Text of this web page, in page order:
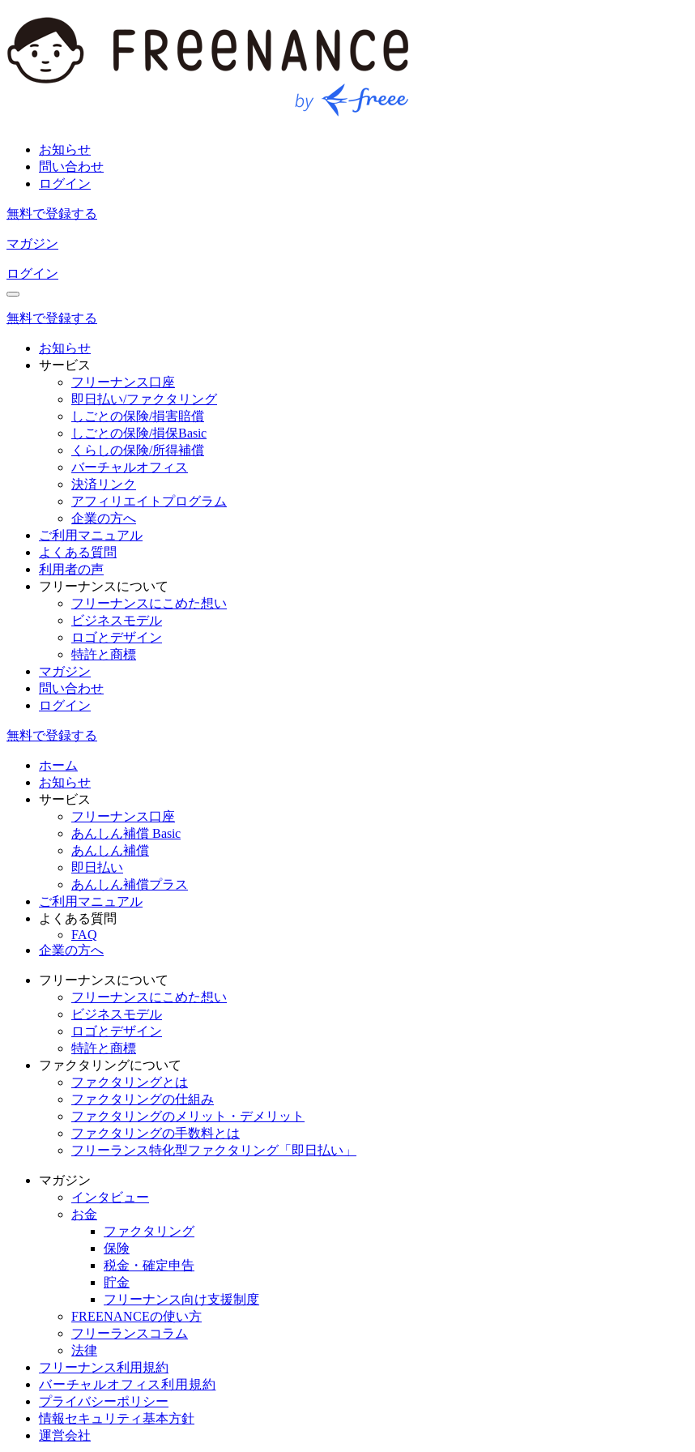
お知らせ
問い合わせ
ログイン
無料で登録する
マガジン
ログイン
無料で登録する
お知らせ
サービス
フリーナンス口座
即日払い/ファクタリング
しごとの保険/損害賠償
しごとの保険/損保Basic
くらしの保険/所得補償
バーチャルオフィス
決済リンク
アフィリエイトプログラム
企業の方へ
ご利用マニュアル
よくある質問
利用者の声
フリーナンスについて
フリーナンスにこめた想い
ビジネスモデル
ロゴとデザイン
特許と商標
マガジン
問い合わせ
ログイン
無料で登録する
ホーム
お知らせ
サービス
フリーナンス口座
あんしん補償 Basic
あんしん補償
即日払い
あんしん補償プラス
ご利用マニュアル
よくある質問
FAQ
企業の方へ
フリーナンスについて
フリーナンスにこめた想い
ビジネスモデル
ロゴとデザイン
特許と商標
ファクタリングについて
ファクタリングとは
ファクタリングの仕組み
ファクタリングのメリット・デメリット
ファクタリングの手数料とは
フリーランス特化型ファクタリング「即日払い」
マガジン
インタビュー
お金
ファクタリング
保険
税金・確定申告
貯金
フリーナンス向け支援制度
FREENANCEの使い方
フリーランスコラム
法律
フリーナンス利用規約
バーチャルオフィス利用規約
プライバシーポリシー
情報セキュリティ基本方針
運営会社